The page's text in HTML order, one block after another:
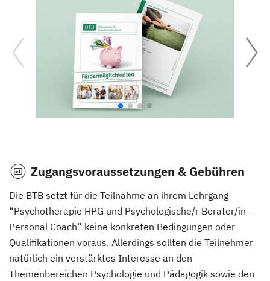
Zugangsvoraussetzungen & Gebühren
Die BTB setzt für die Teilnahme an ihrem Lehrgang
“Psychotherapie HPG und Psychologische/r Berater/in –
Personal Coach” keine konkreten Bedingungen oder
Qualifikationen voraus. Allerdings sollten die Teilnehmer
natürlich ein verstärktes Interesse an den
Themenbereichen Psychologie und Pädagogik sowie den